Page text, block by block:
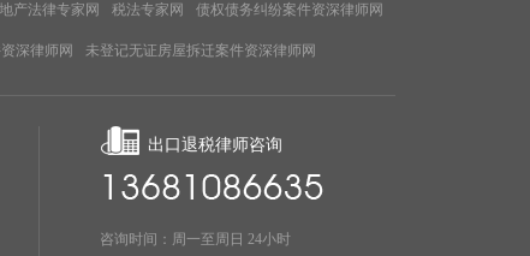
产法律专家网 税法专家网 债权债务纠纷案件资深律师网
深律师网 未登记无证房屋拆迁案件资深律师网
出口退税律师咨询
咨询时间：周一至周日 24小时